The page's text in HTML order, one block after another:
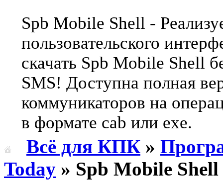
Spb Mobile Shell -
пользовательского
скачать Spb Mobile Shell
SMS! Доступна полная
коммуникаторов на
в формате cab или exe.
Всё для КПК »
Today » Spb Mobile